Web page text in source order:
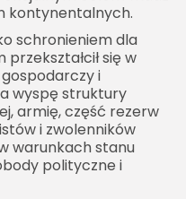
kontynentalnych.
schronieniem dla
się w
i
wyspę struktury
armię, część rezerw
i zwolenników
warunkach stanu
polityczne i